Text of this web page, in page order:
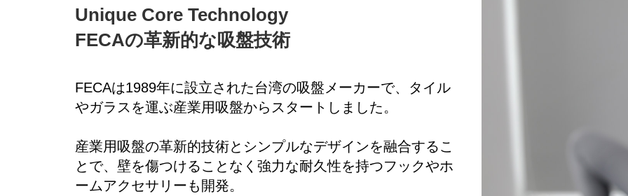
Unique Core Technology
FECAの革新的な吸盤技術
FECAは1989年に設立された台湾の吸盤メーカーで、タイル
やガラスを運ぶ産業用吸盤からスタートしました。
産業用吸盤の革新的技術とシンプルなデザインを融合するこ
とで、壁を傷つけることなく強力な耐久性を持つフックやホ
ームアクセサリーも開発。